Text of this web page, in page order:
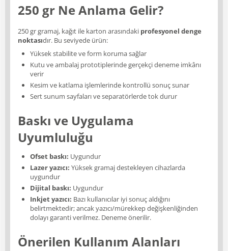
250 gr Ne Anlama Gelir?
250 gr gramaj, kağıt ile karton arasındaki profesyonel denge
noktasıdır. Bu seviyede ürün:
Yüksek stabilite ve form koruma sağlar
Kutu ve ambalaj prototiplerinde gerçekçi deneme imkânı
verir
Kesim ve katlama işlemlerinde kontrollü sonuç sunar
Sert sunum sayfaları ve separatörlerde tok durur
Baskı ve Uygulama
Uyumluluğu
Ofset baskı: Uygundur
Lazer yazıcı: Yüksek gramaj destekleyen cihazlarda
uygundur
Dijital baskı: Uygundur
Inkjet yazıcı: Bazı kullanıcılar iyi sonuç aldığını
belirtmektedir; ancak yazıcı/mürekkep değişkenliğinden
dolayı garanti verilmez. Deneme önerilir.
Önerilen Kullanım Alanları